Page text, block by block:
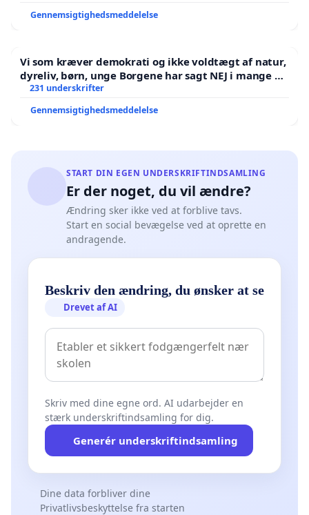
Gennemsigtighedsmeddelelse
Vi som kræver demokrati og ikke voldtægt af natur,
dyreliv, børn, unge Borgene har sagt NEJ i mange år.
Der er
231 underskrifter
Gennemsigtighedsmeddelelse
START DIN EGEN UNDERSKRIFTINDSAMLING
Er der noget, du vil ændre?
Ændring sker ikke ved at forblive tavs.
Start en social bevægelse ved at oprette en
andragende.
Beskriv den ændring, du ønsker at se
Drevet af AI
Skriv med dine egne ord. AI udarbejder en
stærk underskriftindsamling for dig.
Generér underskriftindsamling
Dine data forbliver dine
Privatlivsbeskyttelse fra starten